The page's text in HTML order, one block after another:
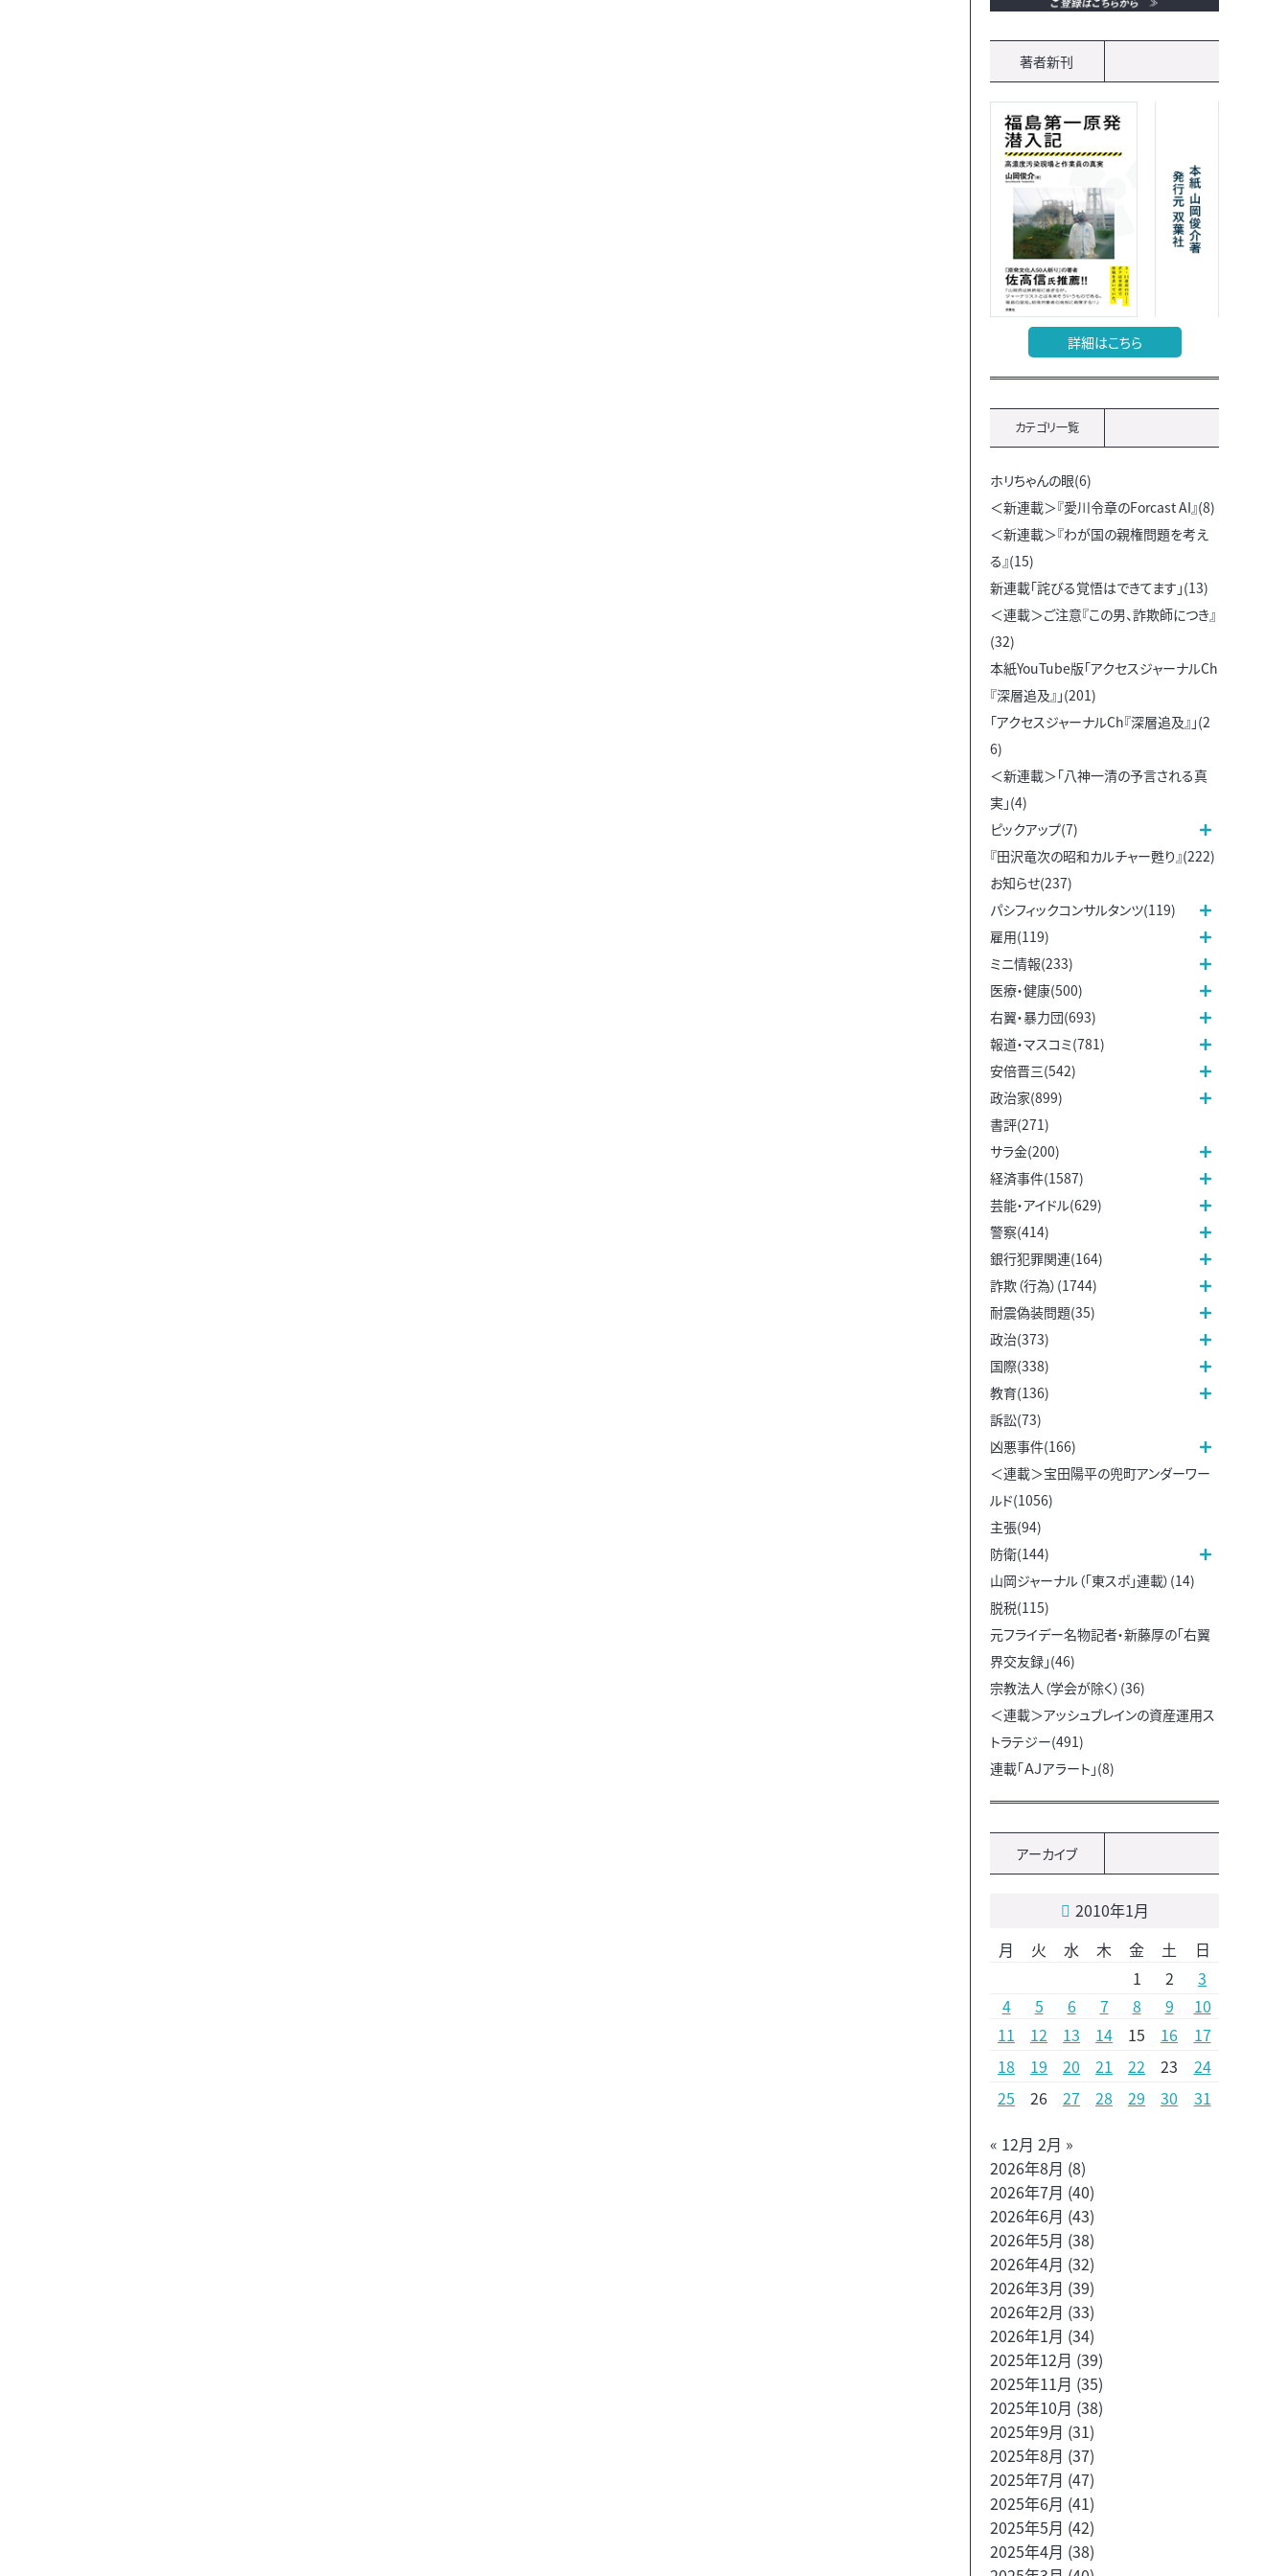
著者新刊
詳細はこちら
カテゴリ一覧
ホリちゃんの眼(6)
＜新連載＞『愛川令章のForcast AI』(8)
＜新連載＞『わが国の親権問題を考え
る』(15)
新連載「詫びる覚悟はできてます」(13)
＜連載＞ご注意『この男、詐欺師につき』
(32)
本紙YouTube版「アクセスジャーナルCh
『深層追及』」(201)
「アクセスジャーナルCh『深層追及』」(2
6)
＜新連載＞「八神一清の予言される真
実」(4)
ピックアップ(7)
『田沢竜次の昭和カルチャー甦り』(222)
お知らせ(237)
パシフィックコンサルタンツ(119)
雇用(119)
ミニ情報(233)
医療・健康(500)
右翼・暴力団(693)
報道・マスコミ(781)
安倍晋三(542)
政治家(899)
書評(271)
サラ金(200)
経済事件(1587)
芸能・アイドル(629)
警察(414)
銀行犯罪関連(164)
詐欺（行為）(1744)
耐震偽装問題(35)
政治(373)
国際(338)
教育(136)
訴訟(73)
凶悪事件(166)
＜連載＞宝田陽平の兜町アンダーワー
ルド(1056)
主張(94)
防衛(144)
山岡ジャーナル（「東スポ」連載）(14)
脱税(115)
元フライデー名物記者・新藤厚の「右翼
界交友録」(46)
宗教法人（学会が除く）(36)
＜連載＞アッシュブレインの資産運用ス
トラテジー(491)
連載「ＡＪアラート」(8)
アーカイブ
2010年1月
月
火 水 木 金 土
日
1
2
3
4
5 6 7 8 9
10
11
12 13 14 15 16
17
18
19 20 21 22 23
24
25
26 27 28 29 30
31
« 12月 2月 »
2026年8月 (8)
2026年7月 (40)
2026年6月 (43)
2026年5月 (38)
2026年4月 (32)
2026年3月 (39)
2026年2月 (33)
2026年1月 (34)
2025年12月 (39)
2025年11月 (35)
2025年10月 (38)
2025年9月 (31)
2025年8月 (37)
2025年7月 (47)
2025年6月 (41)
2025年5月 (42)
2025年4月 (38)